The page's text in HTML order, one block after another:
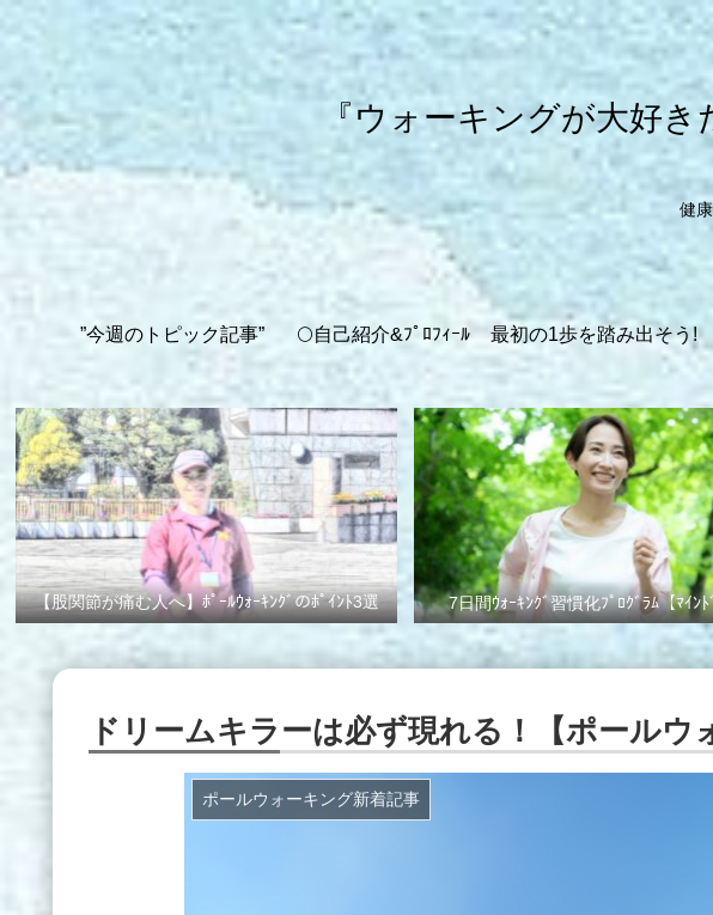
『ウォーキングが大好
健
”今週のトピック記事” 🌕自己紹介&ﾌﾟﾛﾌｨｰﾙ 最初の1歩を踏み出そう!
【股関節が痛む人へ】ﾎﾟｰﾙｳｫｰｷﾝｸﾞのﾎﾟｲﾝﾄ3選 7日間ｳｫｰｷﾝｸﾞ習慣化ﾌﾟﾛｸﾞﾗﾑ【ﾏｲﾝ
ドリームキラーは必ず現れる！【ポールウ
ポールウォーキング新着記事